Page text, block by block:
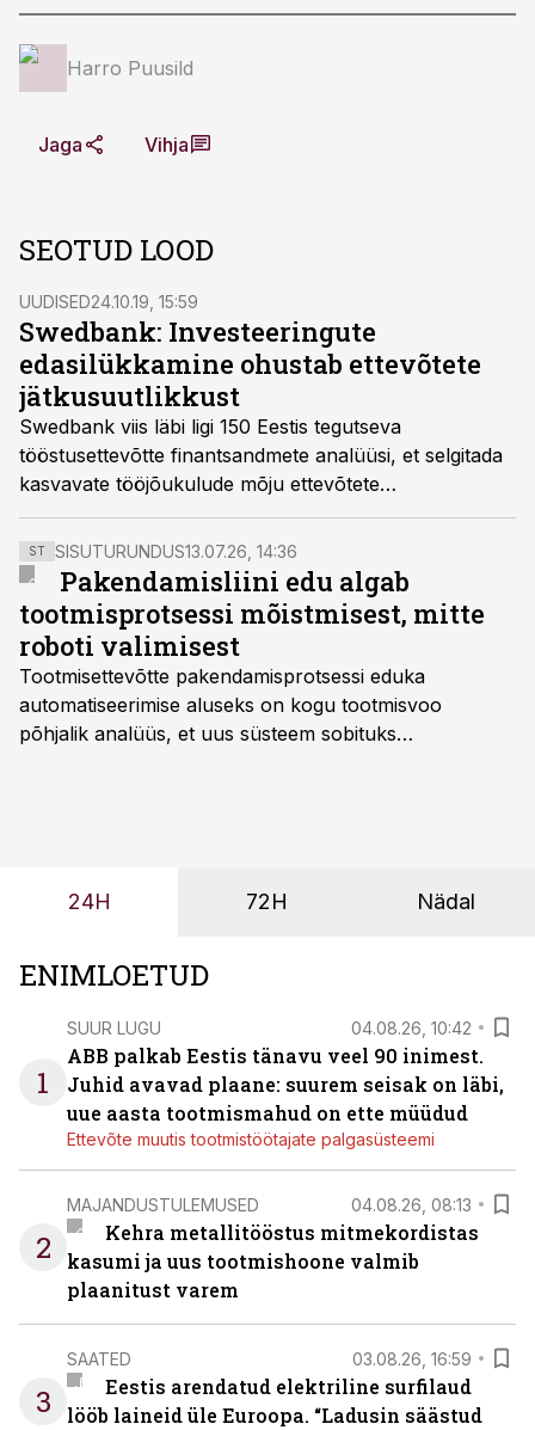
Harro Puusild
Jaga Vihja
SEOTUD LOOD
UUDISED24.10.19, 15:59
Swedbank: Investeeringute
edasilükkamine ohustab ettevõtete
jätkusuutlikkust
Swedbank viis läbi ligi 150 Eestis tegutseva
tööstusettevõtte finantsandmete analüüsi, et selgitada
kasvavate tööjõukulude mõju ettevõtete
finantstulemustele ja ärimudelite jätkusuutlikkusele.
Tööstus on Eesti kõige suurem majandussektor ja
suurim tööandja ning annab enam kui 70% läbi
kaupade ekspordi riiki tulevast rahast.
ST SISUTURUNDUS13.07.26, 14:36
Pakendamisliini edu algab
tootmisprotsessi mõistmisest, mitte
roboti valimisest
Tootmisettevõtte pakendamisprotsessi eduka
automatiseerimise aluseks on kogu tootmisvoo
põhjalik analüüs, et uus süsteem sobituks
OÜ tegevjuht Sander Mitendorf.
24H 72H Nädal
ENIMLOETUD
1
SUUR LUGU 04.08.26, 10:42
ABB palkab Eestis tänavu veel 90 inimest.
Juhid avavad plaane: suurem seisak on läbi,
uue aasta tootmismahud on ette müüdud
Ettevõte muutis tootmistöötajate palgasüsteemi
2
MAJANDUSTULEMUSED 04.08.26, 08:13
Kehra metallitööstus mitmekordistas
kasumi ja uus tootmishoone valmib
plaanitust varem
3
SAATED 03.08.26, 16:59
Eestis arendatud elektriline surfilaud
lööb laineid üle Euroopa. “Ladusin säästud